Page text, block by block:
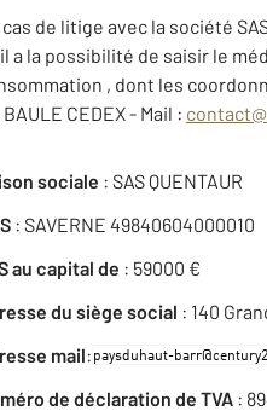
cas de litige avec la société
a la possibilité de saisir le
, dont les
CEDEX - Mail :
sociale : SAS QUENTAUR
: SAVERNE 49840604000010
au capital de : 59000 €
du siège social : 140
mail:
de déclaration de TVA :